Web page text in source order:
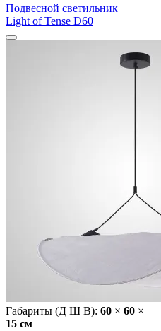
Подвесной светильник
Light of Tense D60
Габариты (Д Ш В): 60 × 60 ×
15 cм